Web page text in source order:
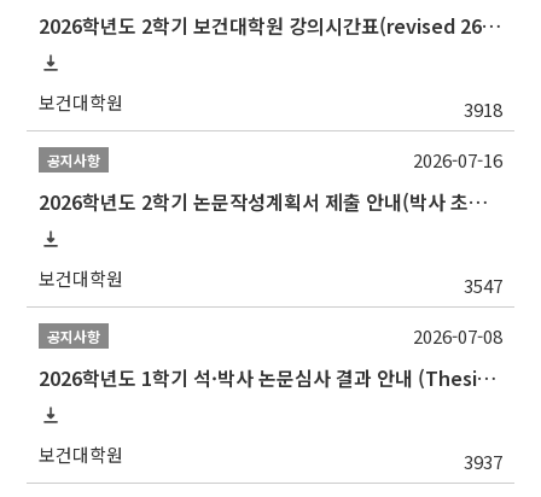
2026학년도 2학기 보건대학원 강의시간표(revised 260803)(2026 2nd SEMESTER SNU GSPH TIMETABLE)
보건대학원 3918
공지사항
2026학년도 2학기 논문작성계획서 제출 안내(박사 초심 일정 포함)_Thesis Proposal
보건대학원 3547
2026-07-16
공지사항
2026학년도 1학기 석·박사 논문심사 결과 안내 (Thesis Defense Result)
보건대학원 3937
2026-07-08